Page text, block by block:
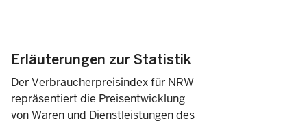
Februar
Januar
Erläuterungen zur Statistik
Der Verbraucherpreisindex für NRW
repräsentiert die Preisentwicklung
von Waren und Dienstleistungen des